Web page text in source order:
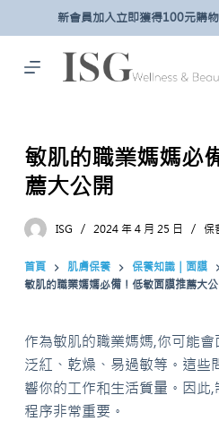
主
新會員加入立即獲得100元購
敏肌的職業媽媽必
薦大公開
ISG 2024 年 4 月 25 日 保
首頁 肌膚保養
保養知識｜面膜
敏肌的職業媽媽必備！低敏面膜推薦大
作為敏肌的職業媽媽,你可能
泛紅、乾燥、易過敏等。這些
響你的工作和生活質量。因此
程序非常重要。